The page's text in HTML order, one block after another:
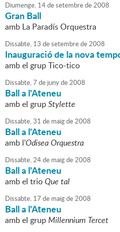
Diumenge, 14desetembrede2008
Gran Ball
amb La Paradís Orquestra
Dissabte, 13 desetembrede2008
Inauguració de la nova
amb el grup Tico-tico
Dissabte,7 de junyde2008
Ball a l'Ateneu
amb el grupStylette
Dissabte,31 de maigde2008
Ball a l'Ateneu
amb l'Odisea Orquestra
Dissabte,24de maigde2008
Ball a l'Ateneu
amb el trioQue tal
Dissabte, 17 de maigde2008
Ball a l'Ateneu
amb el grupMillennium Tercet